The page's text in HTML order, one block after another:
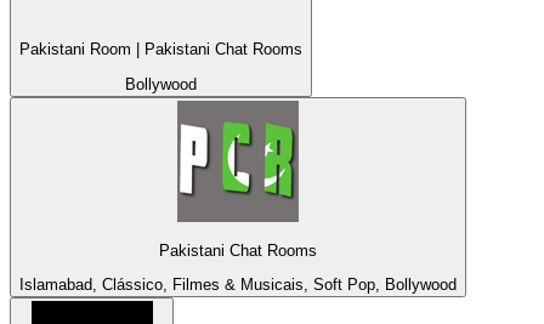
Pakistani Room | Pakistani Chat Rooms
Bollywood
Pakistani Chat Rooms
Islamabad, Clássico, Filmes & Musicais, Soft Pop, Bollywood